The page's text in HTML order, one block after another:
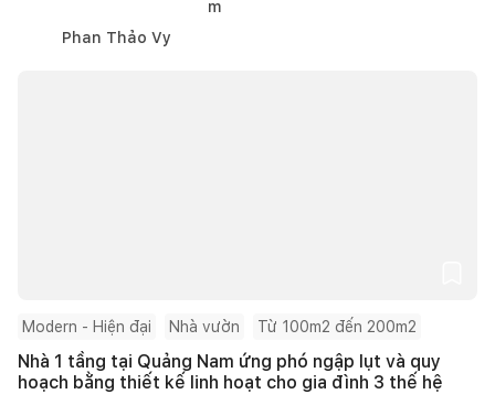
Phan Thảo Vy
Modern - Hiện đại Nhà vườn Từ 100m2 đến 200m2
Nhà 1 tầng tại Quảng Nam ứng phó ngập lụt và quy
hoạch bằng thiết kế linh hoạt cho gia đình 3 thế hệ